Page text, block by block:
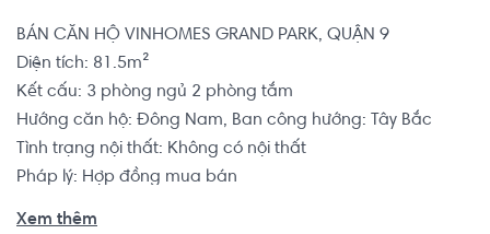
BÁN CĂN HỘ VINHOMES GRAND PARK, QUẬN 9
Diện tích: 81.5m²
Kết cấu: 3 phòng ngủ 2 phòng tắm
Hướng căn hộ: Đông Nam, Ban công hướng: Tây Bắc
Tình trạng nội thất: Không có nội thất
Pháp lý: Hợp đồng mua bán
Xem thêm